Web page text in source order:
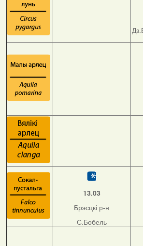
13.03
Брэсцкі р-н
С.Бобель